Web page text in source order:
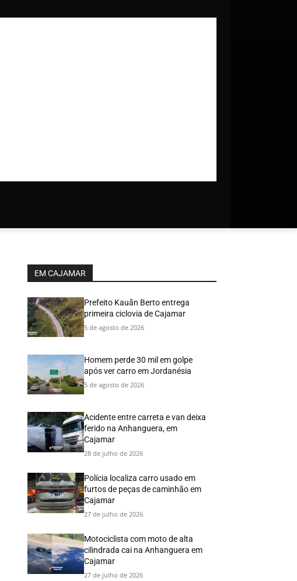
EM CAJAMAR
Prefeito Kauãn Berto entrega
primeira ciclovia de Cajamar
5 de agosto de 2026
Homem perde 30 mil em golpe
após ver carro em Jordanésia
5 de agosto de 2026
Acidente entre carreta e van deixa
ferido na Anhanguera, em
Cajamar
28 de julho de 2026
Polícia localiza carro usado em
furtos de peças de caminhão em
Cajamar
27 de julho de 2026
Motociclista com moto de alta
cilindrada cai na Anhanguera em
Cajamar
27 de julho de 2026